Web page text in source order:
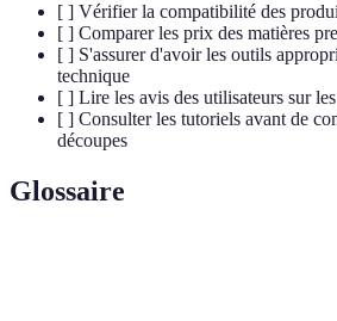
[ ] Vérifier la compatibilité des
[ ] Comparer les prix des matières
[ ] S'assurer d'avoir les outils
technique
[ ] Lire les avis des utilisateurs sur
[ ] Consulter les tutoriels avant de
découpes
Glossaire